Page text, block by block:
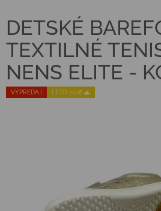
VÝPREDAJ LETO 2026 🌊
DETSKÉ
TEXTILNÉ
NENS ELITE -